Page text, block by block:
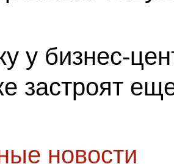
у бизнес-
застроят
новости